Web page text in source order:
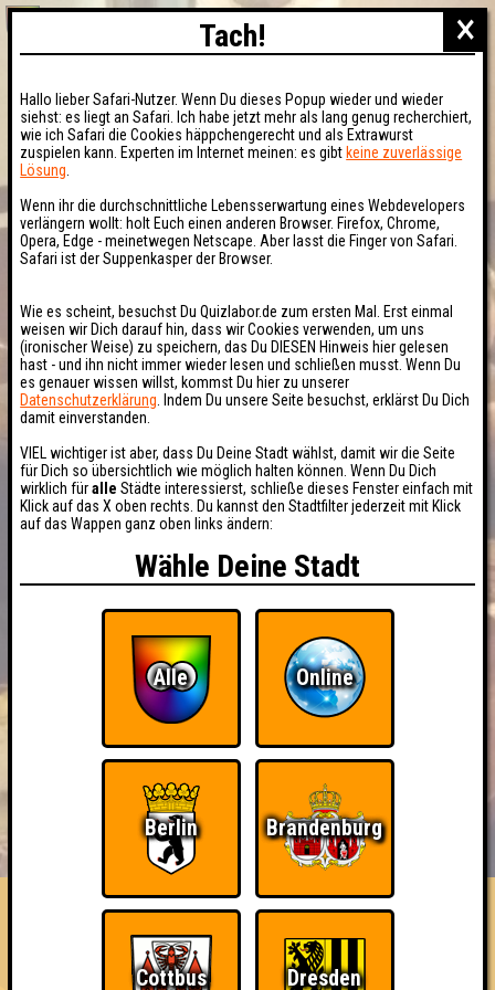
HIGHSCORE RESERVIERUNG
FAQ ÜBER UNS
Seitenquiz 54
"Wissen" macht Spaß · 14.05.2013 · Scandale Le Locale
×
Tach!
Hallo lieber Safari-Nutzer. Wenn Du dieses Popup wieder und wieder
siehst: es liegt an Safari. Ich habe jetzt mehr als lang genug recherchiert,
wie ich Safari die Cookies häppchengerecht und als Extrawurst
zuspielen kann. Experten im Internet meinen: es gibt keine zuverlässige
Lösung
Wenn ihr die durchschnittliche Lebensserwartung eines Webdevelopers
verlängern wollt: holt Euch einen anderen Browser. Firefox, Chrome,
Opera, Edge - meinetwegen Netscape. Aber lasst die Finger von Safari.
Safari ist der Suppenkasper der Browser.
Wie es scheint, besuchst Du Quizlabor.de zum ersten Mal. Erst einmal
weisen wir Dich darauf hin, dass wir Cookies verwenden, um uns
(ironischer Weise) zu speichern, das Du DIESEN Hinweis hier gelesen
hast - und ihn nicht immer wieder lesen und schließen musst. Wenn Du
es genauer wissen willst, kommst Du hier zu unserer
Datenschutzerklärung . Indem Du unsere Seite besuchst, erklärst Du Dich
damit einverstanden.
VIEL wichtiger ist aber, dass Du Deine Stadt wählst, damit wir die Seite
für Dich so übersichtlich wie möglich halten können. Wenn Du Dich
wirklich füralle Städte interessierst, schließe dieses Fenster einfach mit
Klick auf das X oben rechts. Du kannst den Stadtfilter jederzeit mit Klick
auf das Wappen ganz oben links ändern:
Wähle Deine Stadt
Alle Online
Berlin Brandenburg
Cottbus Dresden